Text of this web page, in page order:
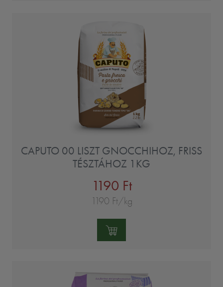
CAPUTO 00 LISZT GNOCCHIHOZ, FRISS
TÉSZTÁHOZ 1KG
1190 Ft
1190 Ft/kg
Mennyiség: